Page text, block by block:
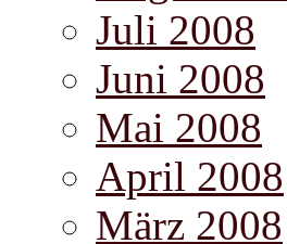
Juli 2008
Juni 2008
Mai 2008
April 2008
März 2008